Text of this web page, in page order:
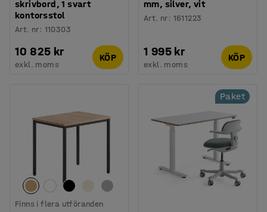
skrivbord, 1 svart
kontorsstol
Art. nr: 110303
10 825 kr
exkl. moms
KÖP
mm, silver, vit
Art. nr: 1611223
1 995 kr
exkl. moms
KÖP
Finns i flera utföranden
Paket